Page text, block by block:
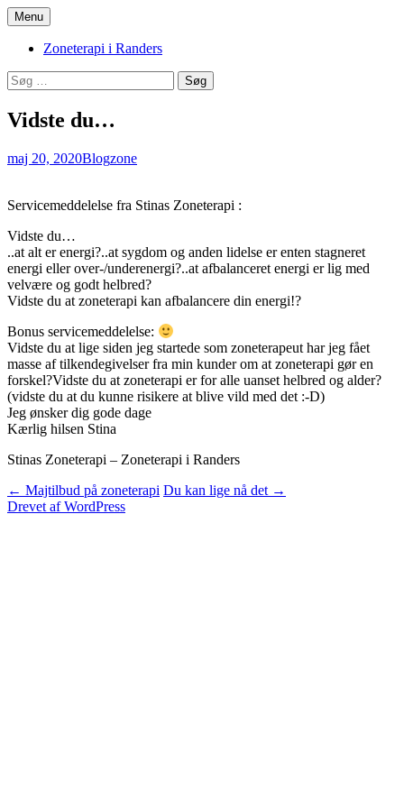
Hop
til
indhold
Stinas Zoneterapi
Menu
Zoneterapi i Randers
Søg
efter:
Vidste du…
maj 20, 2020Blogzone
Servicemeddelelse fra Stinas Zoneterapi :
Vidste du…
..at alt er energi?..at sygdom og anden lidelse er enten stagneret
energi eller over-/underenergi?..at afbalanceret energi er lig med
velvære og godt helbred?
Vidste du at zoneterapi kan afbalancere din energi!?
Bonus servicemeddelelse:
Vidste du at lige siden jeg startede som zoneterapeut har jeg fået
masse af tilkendegivelser fra min kunder om at zoneterapi gør en
forskel?Vidste du at zoneterapi er for alle uanset helbred og alder?
(vidste du at du kunne risikere at blive vild med det :-D)
Jeg ønsker dig gode dage
Kærlig hilsen Stina
Stinas Zoneterapi – Zoneterapi i Randers
Indlægsnavigation
← Majtilbud på zoneterapi Du kan lige nå det →
Drevet af WordPress